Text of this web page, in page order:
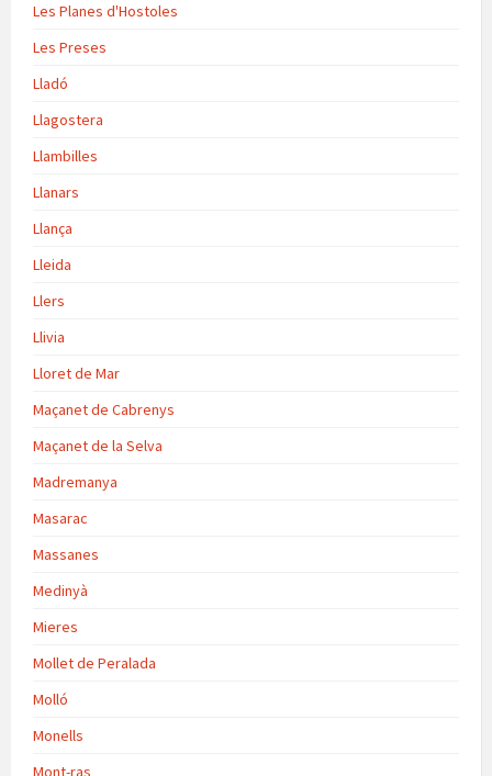
Les Planes d'Hostoles
Les Preses
Lladó
Llagostera
Llambilles
Llanars
Llança
Lleida
Llers
Llivia
Lloret de Mar
Maçanet de Cabrenys
Maçanet de la Selva
Madremanya
Masarac
Massanes
Medinyà
Mieres
Mollet de Peralada
Molló
Monells